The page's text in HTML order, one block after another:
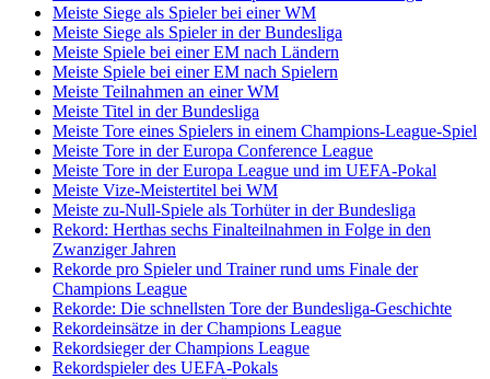
Meiste Siege als Spieler bei einer WM
Meiste Siege als Spieler in der Bundesliga
Meiste Spiele bei einer EM nach Ländern
Meiste Spiele bei einer EM nach Spielern
Meiste Teilnahmen an einer WM
Meiste Titel in der Bundesliga
Meiste Tore eines Spielers in einem Champions-League-Spiel
Meiste Tore in der Europa Conference League
Meiste Tore in der Europa League und im UEFA-Pokal
Meiste Vize-Meistertitel bei WM
Meiste zu-Null-Spiele als Torhüter in der Bundesliga
Rekord: Herthas sechs Finalteilnahmen in Folge in den
Zwanziger Jahren
Rekorde pro Spieler und Trainer rund ums Finale der
Champions League
Rekorde: Die schnellsten Tore der Bundesliga-Geschichte
Rekordeinsätze in der Champions League
Rekordsieger der Champions League
Rekordspieler des UEFA-Pokals